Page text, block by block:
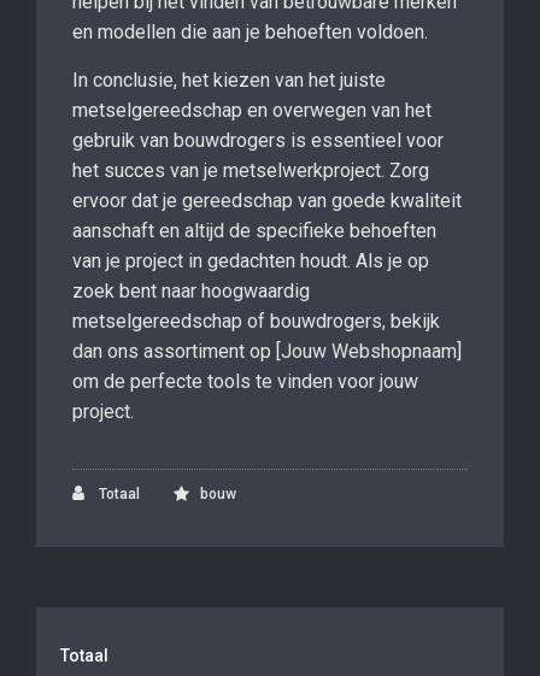
en modellen die aan je behoeften voldoen.
In conclusie, het kiezen van het juiste
metselgereedschap en overwegen van het
gebruik van bouwdrogers is essentieel voor
het succes van je metselwerkproject. Zorg
ervoor dat je gereedschap van goede kwaliteit
aanschaft en altijd de specifieke behoeften
van je project in gedachten houdt. Als je op
zoek bent naar hoogwaardig
metselgereedschap of bouwdrogers, bekijk
dan ons assortiment op [Jouw Webshopnaam]
om de perfecte tools te vinden voor jouw
project.
Totaal bouw
Totaal